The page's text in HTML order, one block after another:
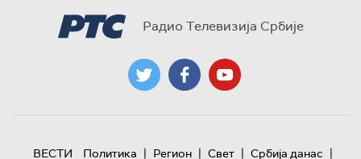
Радио Телевизија Србије
ВЕСТИ Политика | Регион | Свет | Србија данас |